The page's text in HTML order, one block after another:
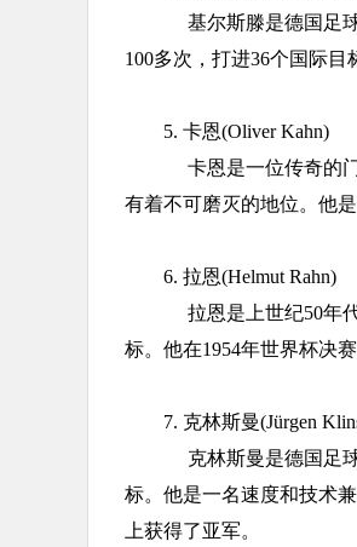
基尔斯滕是德国足球
100多次，打进36个国际
5. 卡恩(Oliver Kahn)
卡恩是一位传奇的门
有着不可磨灭的地位。他
6. 拉恩(Helmut Rahn)
拉恩是上世纪50年代
标。他在1954年世界杯决
7. 克林斯曼(Jürgen
克林斯曼是德国足球
标。他是一名速度和技术
上获得了亚军。